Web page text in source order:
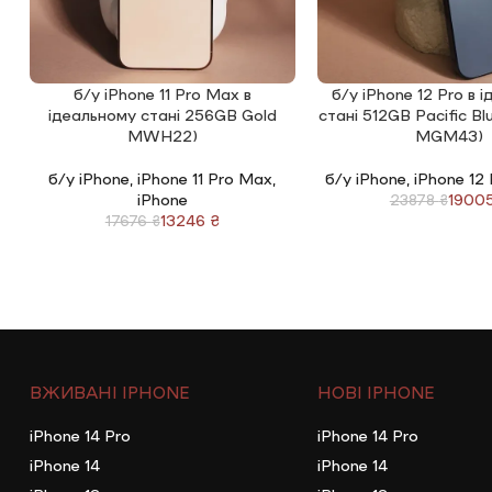
ЧИТАТИ ДАЛІ
б/у iPhone 11 Pro Max в
ідеальному стані 256GB Gold
MWH22)
б/у iPhone ,iPhone 11 Pro Max
iPhone
17676₴13246 ₴
ЧИТАТИ ДАЛІ
б/у iPhone 12 Pro в
стані 512GB Pacific
MGM43)
б/у iPhone ,iPhone 12
23878₴
ВЖИВАНІ IPHONE
iPhone 14 Pro
iPhone 14
НОВІ IPHONE
iPhone 14 Pro
iPhone 14